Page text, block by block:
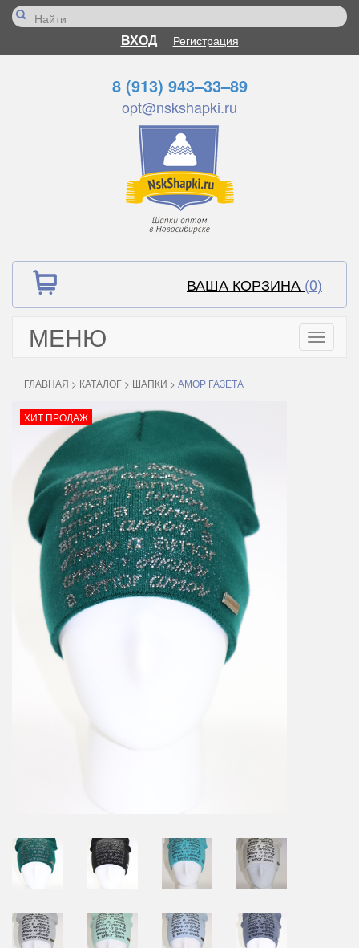
ВХОД Регистрация
8 (913) 943–33–89
opt@nskshapki.ru
ВАША КОРЗИНА (0)
МЕНЮ
Toggle
ГЛАВНАЯ > КАТАЛОГ > ШАПКИ > АМОР ГАЗЕТА
ХИТ ПРОДАЖ